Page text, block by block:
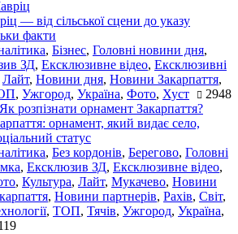
— від сільської сцени до указу
факти
, Бізнес, Головні новини дня,
ЗД, Ексклюзивне відео, Ексклюзивні
Лайт, Новини дня, Новини Закарпаття,
, Ужгород, Україна, Фото, Хуст 2948
орнамент, який видає село,
статус
, Без кордонів, Берегово, Головні
, Ексклюзив ЗД, Ексклюзивне відео,
, Культура, Лайт, Мукачево, Новини
, Новини партнерів, Рахів, Світ,
, ТОП, Тячів, Ужгород, Україна,